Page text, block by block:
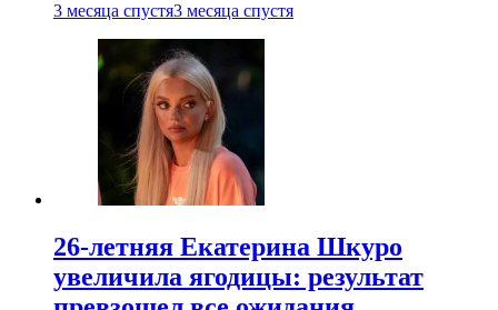
3 месяца спустя3 месяца спустя
26-летняя Екатерина Шкуро
увеличила ягодицы: результат